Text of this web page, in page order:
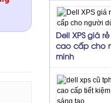
Dell XPS giá
cao cấp cho
minh